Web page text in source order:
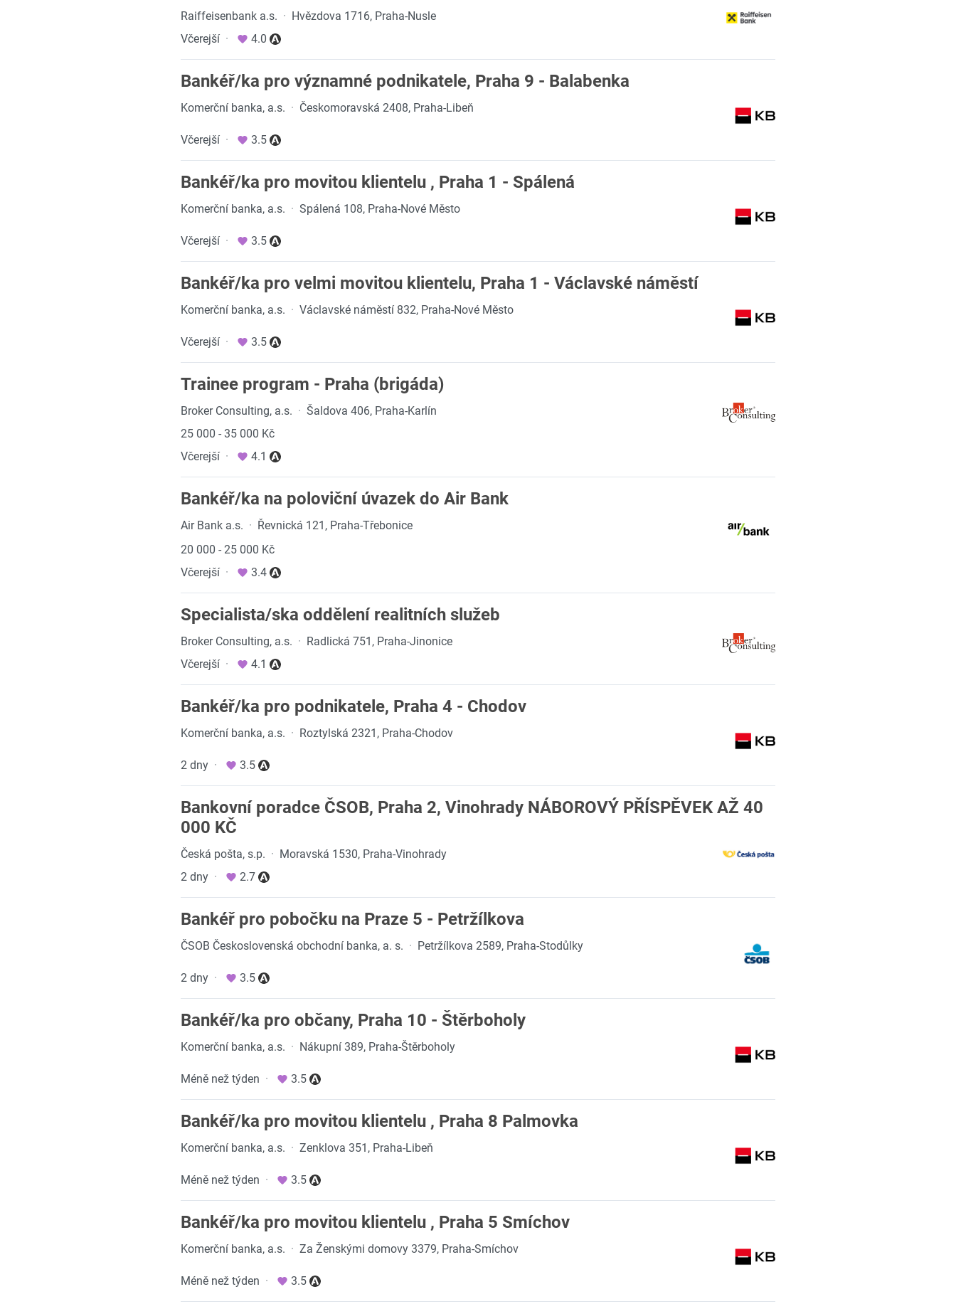
Raiffeisenbank a.s. · Hvězdova 1716, Praha-Nusle
Včerejší · 4.0
Bankéř/ka pro významné podnikatele, Praha 9 - Balabenka
Komerční banka, a.s. · Českomoravská 2408, Praha-Libeň
Včerejší · 3.5
Bankéř/ka pro movitou klientelu , Praha 1 - Spálená
Komerční banka, a.s. · Spálená 108, Praha-Nové Město
Včerejší · 3.5
Bankéř/ka pro velmi movitou klientelu, Praha 1 - Václavské náměstí
Komerční banka, a.s. · Václavské náměstí 832, Praha-Nové Město
Včerejší · 3.5
Trainee program - Praha (brigáda)
Broker Consulting, a.s. · Šaldova 406, Praha-Karlín
25 000 - 35 000 Kč
Včerejší · 4.1
Bankéř/ka na poloviční úvazek do Air Bank
Air Bank a.s. · Řevnická 121, Praha-Třebonice
20 000 - 25 000 Kč
Včerejší · 3.4
Specialista/ska oddělení realitních služeb
Broker Consulting, a.s. · Radlická 751, Praha-Jinonice
Včerejší · 4.1
Bankéř/ka pro podnikatele, Praha 4 - Chodov
Komerční banka, a.s. · Roztylská 2321, Praha-Chodov
2 dny · 3.5
Bankovní poradce ČSOB, Praha 2, Vinohrady NÁBOROVÝ PŘÍSPĚVEK AŽ 40
000 KČ
Česká pošta, s.p. · Moravská 1530, Praha-Vinohrady
2 dny · 2.7
Bankéř pro pobočku na Praze 5 - Petržílkova
ČSOB Československá obchodní banka, a. s. · Petržílkova 2589, Praha-Stodůlky
2 dny · 3.5
Bankéř/ka pro občany, Praha 10 - Štěrboholy
Komerční banka, a.s. · Nákupní 389, Praha-Štěrboholy
Méně než týden · 3.5
Bankéř/ka pro movitou klientelu , Praha 8 Palmovka
Komerční banka, a.s. · Zenklova 351, Praha-Libeň
Méně než týden · 3.5
Bankéř/ka pro movitou klientelu , Praha 5 Smíchov
Komerční banka, a.s. · Za Ženskými domovy 3379, Praha-Smíchov
Méně než týden · 3.5